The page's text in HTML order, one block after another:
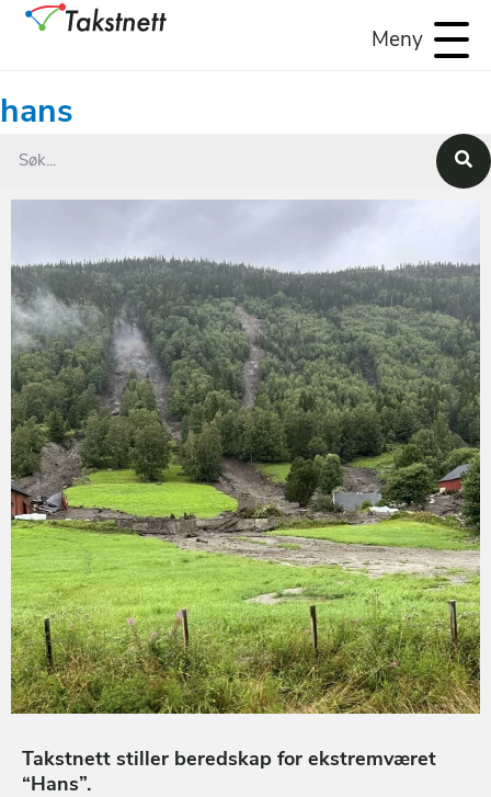
Meny
hans
Takstnett stiller beredskap for ekstremværet
“Hans”.